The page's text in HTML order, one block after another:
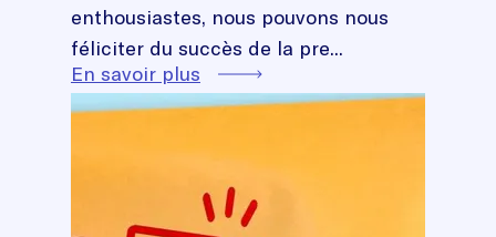
enthousiastes, nous pouvons nous
féliciter du succès de la pre...
En savoir plus